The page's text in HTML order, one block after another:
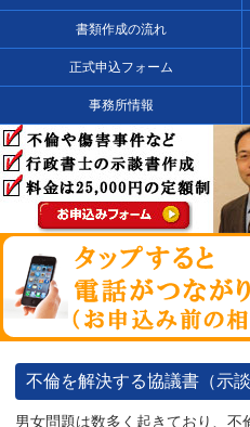
書類作成の流れ
正式申込フォーム
事務所情報
不倫を解決する協議書（示談
男女問題は数多く起きており、不